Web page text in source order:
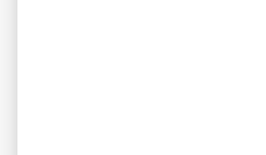
● si vous avez une
● si vous avez
● si vous avez